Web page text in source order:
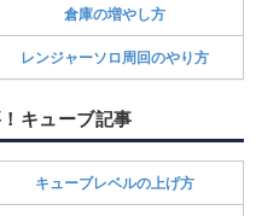
倉庫の増やし方
レンジャーソロ周回のやり方
キューブ記事
キューブレベルの上げ方